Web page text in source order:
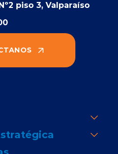
piso 3, Valparaíso